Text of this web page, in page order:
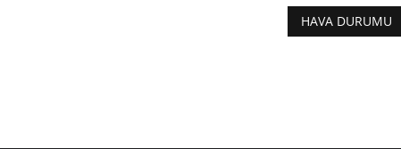
HAVA DURUMU